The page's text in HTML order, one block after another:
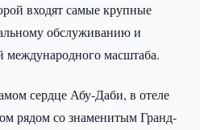
входят самые крупные
обслуживанию и
международного масштаба.
сердце Абу-Даби, в отеле
рядом со знаменитым Гранд-